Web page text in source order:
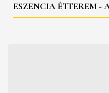
ESZENCIA ÉTTEREM -